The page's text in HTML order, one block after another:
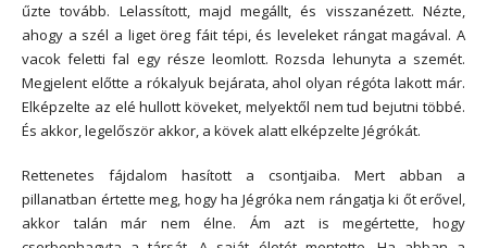
űzte tovább. Lelassított, majd megállt, és visszanézett. Nézte,
ahogy a szél a liget öreg fáit tépi, és leveleket rángat magával. A
vacok feletti fal egy része leomlott. Rozsda lehunyta a szemét.
Megjelent előtte a rókalyuk bejárata, ahol olyan régóta lakott már.
Elképzelte az elé hullott köveket, melyektől nem tud bejutni többé.
És akkor, legelőször akkor, a kövek alatt elképzelte Jégrókát.
Rettenetes fájdalom hasított a csontjaiba. Mert abban a
pillanatban értette meg, hogy ha Jégróka nem rángatja ki őt erővel,
akkor talán már nem élne. Ám azt is megértette, hogy